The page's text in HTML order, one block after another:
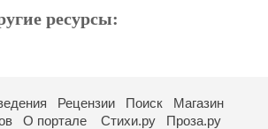
ресурсы:
Рецензии Поиск
Магазин
О портале Стихи.ру Проза.ру